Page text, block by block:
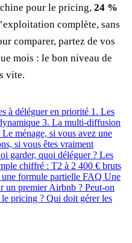
pour le pricing, 24 %
complète, sans
comparer, partez de vos
mois : le bon niveau de
vite.
à déléguer en priorité 1. Les
3. La multi-diffusion
Le ménage, si vous avez une
si vous êtes vraiment
garder, quoi déléguer ? Les
chiffré : T2 à 2 400 € bruts
formule partielle FAQ Une
un premier Airbnb ? Peut-on
le pricing ? Qui doit gérer les